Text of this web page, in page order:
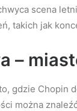
scena
takich jak
–
gdzie Chopin
można